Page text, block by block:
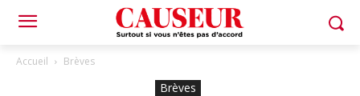
Accueil Brèves
Brèves